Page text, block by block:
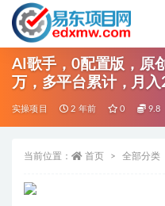
AI歌手，0配置版，原
万，多平台累计，月
实操项目 2 年前 0 9.8
当前位置： 首页 全部分类